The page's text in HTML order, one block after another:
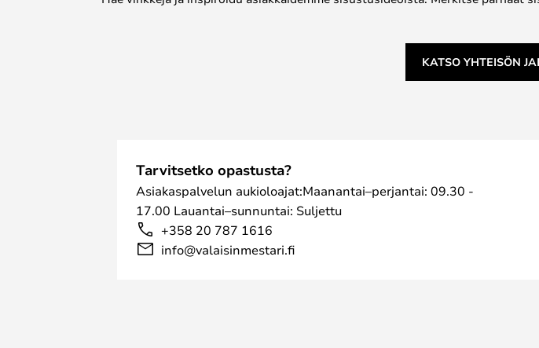
KATSO YHTEISÖN
Tarvitsetko opastusta?
Asiakaspalvelun aukioloajat:Maanantai–perjantai: 09.30 -
17.00 Lauantai–sunnuntai: Suljettu
+358 20 787 1616
info@valaisinmestari.fi